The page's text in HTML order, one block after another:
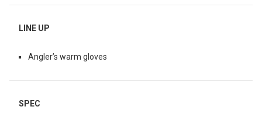
LINE UP
Angler’s warm gloves
SPEC